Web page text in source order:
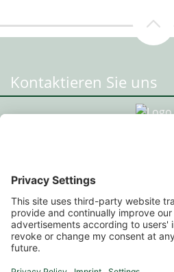
Kontaktieren Sie uns
Prehauserplatz 3, 5550 Radstadt
+43 664 93 014 20
office@hpu-immo.at
Standort Salzburg